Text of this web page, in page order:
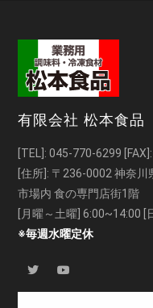
有限会社 松本食品
[TEL]:045-770-6299
[住所]: 〒236-0002 神奈
市場内 食の専門店街1階
[月曜～土曜] 6:00~14:00
※毎週水曜定休